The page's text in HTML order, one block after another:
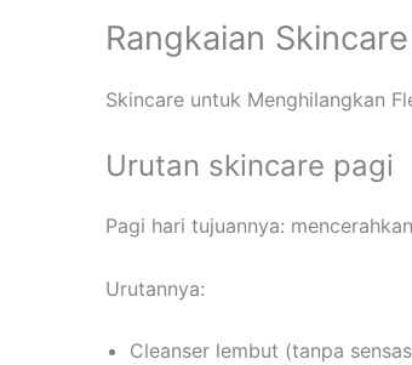
Rangkaian
Skincare untuk Menghilangkan
Urutan skincare pagi
Pagi hari tujuannya:
Urutannya:
Cleanser lembut (tanpa